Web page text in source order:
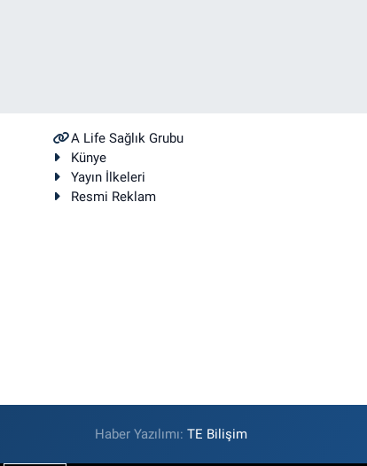
A Life Sağlık Grubu
Künye
Yayın İlkeleri
Resmi Reklam
Haber Yazılımı:TE Bilişim